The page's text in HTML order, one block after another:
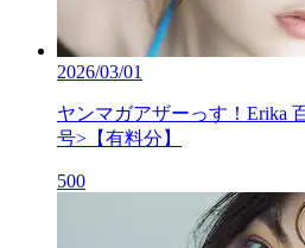
2026/03/01
ヤンマガアザーっす！Erika
号>【有料分】
500